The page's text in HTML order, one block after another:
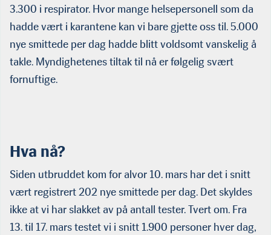
3.300 i respirator. Hvor mange helsepersonell som da
hadde vært i karantene kan vi bare gjette oss til. 5.000
nye smittede per dag hadde blitt voldsomt vanskelig å
takle. Myndighetenes tiltak til nå er følgelig svært
fornuftige.
Hva nå?
Siden utbruddet kom for alvor 10. mars har det i snitt
vært registrert 202 nye smittede per dag. Det skyldes
ikke at vi har slakket av på antall tester. Tvert om. Fra
13. til 17. mars testet vi i snitt 1.900 personer hver dag,